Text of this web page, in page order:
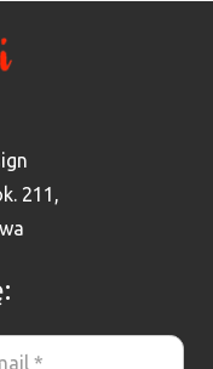
211,